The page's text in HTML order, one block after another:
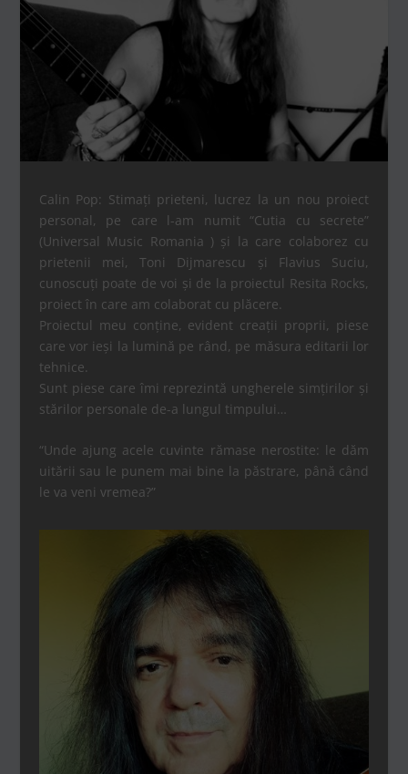
Calin Pop: Stimați prieteni, lucrez la un nou proiect
personal, pe care l-am numit “Cutia cu secrete”
(Universal Music Romania ) și la care colaborez cu
prietenii mei, Toni Dijmarescu și Flavius Suciu,
cunoscuți poate de voi și de la proiectul Resita Rocks,
proiect în care am colaborat cu plăcere.
Proiectul meu conține, evident creații proprii, piese
care vor ieși la lumină pe rând, pe măsura editarii lor
tehnice.
Sunt piese care îmi reprezintă ungherele simțirilor și
stărilor personale de-a lungul timpului…
“Unde ajung acele cuvinte rămase nerostite: le dăm
uitării sau le punem mai bine la păstrare, până când
le va veni vremea?”